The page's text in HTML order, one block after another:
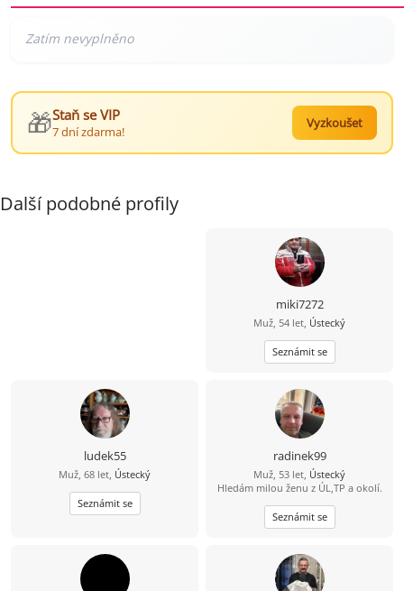
🎁Staň se VIP
7 dní zdarma!
Vyzkoušet
Další podobné profily
miki7272
Muž, 54 let, Ústecký
Seznámit se
ludek55
Muž, 68 let, Ústecký
Seznámit se
radinek99
Muž, 53 let, Ústecký
Hledám milou ženu z ÚL,TP a okolí.
Seznámit se